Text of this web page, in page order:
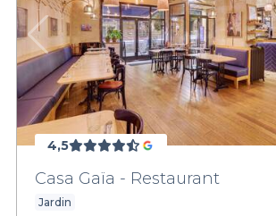
4,5
Casa Gaïa - Restaurant
Jardin